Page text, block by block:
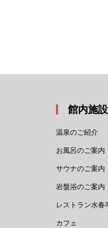
館内施設
温泉のご紹介
お風呂のご案内
サウナのご案内
岩盤浴のご案内
レストラン水春
カフェ